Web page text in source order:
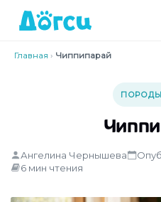
Главная › Чиппипарай
Ангелина Чернышева
6 мин чтения